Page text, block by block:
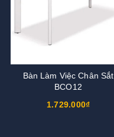
Bàn Làm Việc Chân Sắt
BCO12
1.729.000₫